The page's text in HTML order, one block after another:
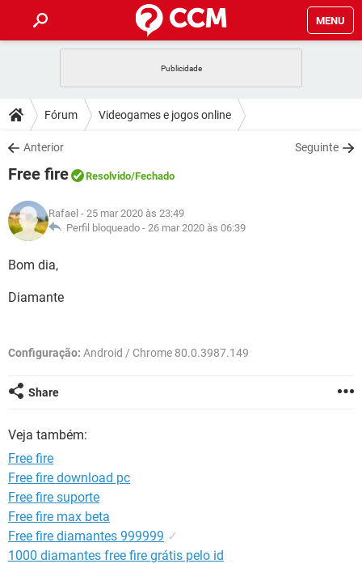
MENU
CELULAR FACEBOOK
OUTLOOK
INSTAGRAM
GUIA DE COMPRAS
DICAS
JOGOS WHATSAPP
INSTAGRAM
GUIA DE COMPRAS
DOWNLOADS
JOGOS
CELULAR
OUTLOOK EXCEL
INSTAGRAM
JOGOS
CELULAR
OUTLOOK
INSTAGRAM
GLOSSÁRIO
JOGOS
Fórum Videogames e jogos online
Anterior Seguinte
Free fire Resolvido/Fechado
Rafael - 25 mar 2020 às 23:49
Perfil bloqueado - 26 mar 2020 às 06:39
Bom dia,
Diamante
Configuração: Android / Chrome 80.0.3987.149
Share
Veja também:
Free fire
Free fire download pc
Free fire suporte
Free fire max beta
Free fire diamantes 999999 ✓
1000 diamantes free fire grátis pelo id